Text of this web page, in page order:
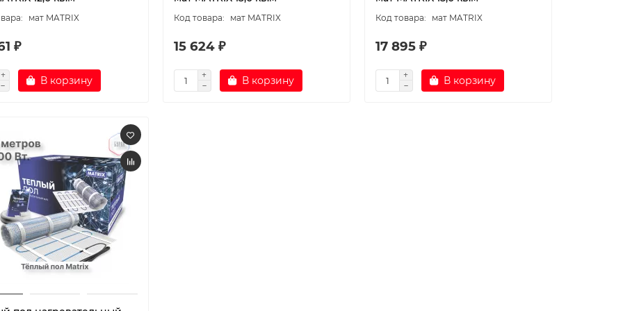
мат MATRIX
₽
В корзину
мат MATRIX
15 624 ₽
В корзину
мат MATRIX
17 895 ₽
В корзину